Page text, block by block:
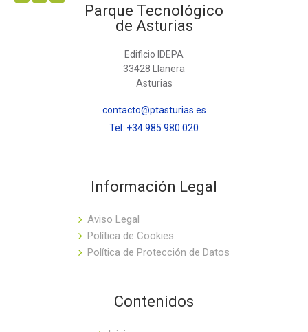
Parque Tecnológico
de Asturias
Edificio IDEPA
33428 Llanera
Asturias
contacto@ptasturias.es
Tel: +34 985 980 020
Información Legal
Aviso Legal
Política de Cookies
Política de Protección de Datos
Contenidos